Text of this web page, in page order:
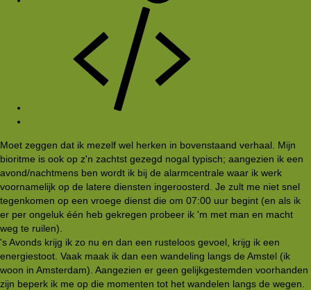
Moet zeggen dat ik mezelf wel herken in bovenstaand verhaal. Mijn
bioritme is ook op z'n zachtst gezegd nogal typisch; aangezien ik een
avond/nachtmens ben wordt ik bij de alarmcentrale waar ik werk
voornamelijk op de latere diensten ingeroosterd. Je zult me niet snel
tegenkomen op een vroege dienst die om 07:00 uur begint (en als ik
er per ongeluk één heb gekregen probeer ik 'm met man en macht
weg te ruilen).
's Avonds krijg ik zo nu en dan een rusteloos gevoel, krijg ik een
energiestoot. Vaak maak ik dan een wandeling langs de Amstel (ik
woon in Amsterdam). Aangezien er geen gelijkgestemden voorhanden
zijn beperk ik me op die momenten tot het wandelen langs de wegen.